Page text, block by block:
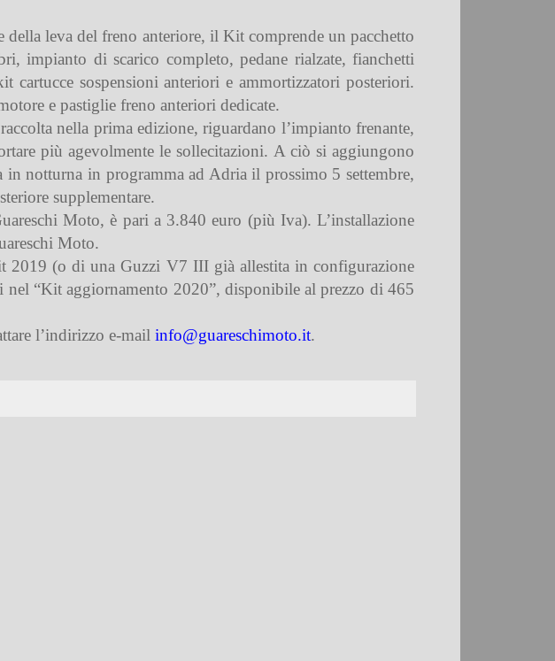
leva del freno anteriore, il Kit comprende un pacchetto
impianto di scarico completo, pedane rialzate, fianchetti
cartucce sospensioni anteriori e ammortizzatori posteriori.
e pastiglie freno anteriori dedicate.
nella prima edizione, riguardano l’impianto frenante,
più agevolmente le sollecitazioni. A ciò si aggiungono
in notturna in programma ad Adria il prossimo 5 settembre,
supplementare.
Moto, è pari a 3.840 euro (più Iva). L’installazione
Moto.
2019 (o di una Guzzi V7 III già allestita in configurazione
“Kit aggiornamento 2020”, disponibile al prezzo di 465
l’indirizzo e-mail info@guareschimoto.it.